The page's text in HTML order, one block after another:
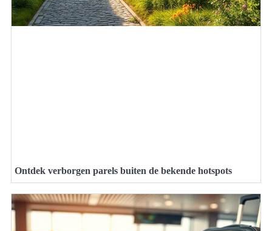
Ontdek verborgen parels buiten de bekende hotspots